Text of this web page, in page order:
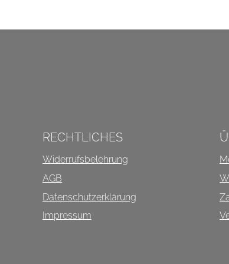
RECHTLICHES
Widerrufsbelehrung
AGB
Datenschutzerklärung
Impressum